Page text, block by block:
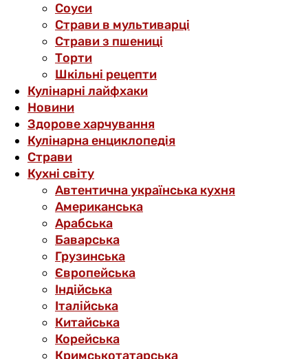
Соуси
Страви в мультиварці
Страви з пшениці
Торти
Шкільні рецепти
Кулінарні лайфхаки
Новини
Здорове харчування
Кулінарна енциклопедія
Страви
Кухні світу
Автентична українська кухня
Американська
Арабська
Баварська
Грузинська
Європейська
Індійська
Італійська
Китайська
Корейська
Кримськотатарська